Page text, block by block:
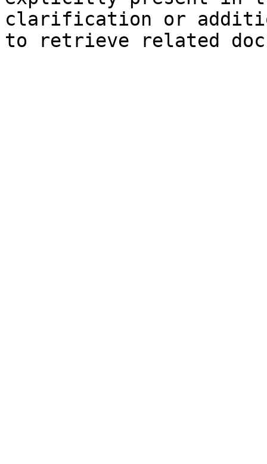
clarification or